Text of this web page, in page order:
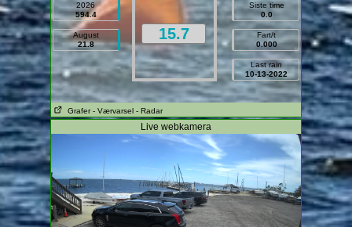
2026
594.4
August
21.8
15.7
Siste time
0.0
Fart/t
0.000
Last rain
10-13-2022
Grafer - Værvarsel - Radar
Live webkamera